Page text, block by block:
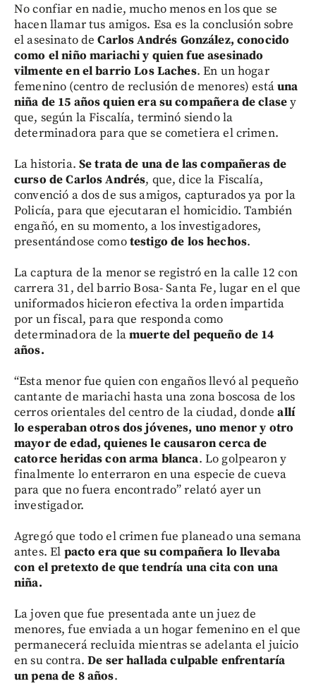
No confiar en nadie, mucho menos en los que se
hacen llamar tus amigos. Esa es la conclusión sobre
el asesinato deCarlos Andrés González, conocido
como el niño mariachi y quien fue asesinado
vilmente en el barrio Los Laches. En un hogar
femenino (centro de reclusión de menores) estáuna
niña de 15 años quien era su compañera de clasey
que, según la Fiscalía, terminó siendo la
determinadora para que se cometiera el crimen.
La historia. Se trata de una de las compañeras de
curso de Carlos Andrés, que, dice la Fiscalía,
convenció a dos de sus amigos, capturados ya por la
Policía, para que ejecutaran el homicidio. También
engañó, en su momento, a los investigadores,
presentándose comotestigo de los hechos.
La captura de la menor se registró en la calle 12 con
carrera 31, del barrio Bosa- Santa Fe, lugar en el que
uniformados hicieron efectiva la orden impartida
por un fiscal, para que responda como
determinadora de lamuerte del pequeño de 14
años.
“Esta menor fue quien con engaños llevó al pequeño
cantante de mariachi hasta una zona boscosa de los
cerros orientales del centro de la ciudad, dondeallí
lo esperaban otros dos jóvenes, uno menor y otro
mayor de edad, quienes le causaron cerca de
catorce heridas con arma blanca. Lo golpearon y
finalmente lo enterraron en una especie de cueva
para que no fuera encontrado” relató ayer un
investigador.
Agregó que todo el crimen fue planeado una semana
antes. El pacto era que su compañera lo llevaba
con el pretexto de que tendría una cita con una
niña.
La joven que fue presentada ante un juez de
menores, fue enviada a un hogar femenino en el que
permanecerá recluida mientras se adelanta el juicio
en su contra.De ser hallada culpable enfrentaría
un pena de 8 años.